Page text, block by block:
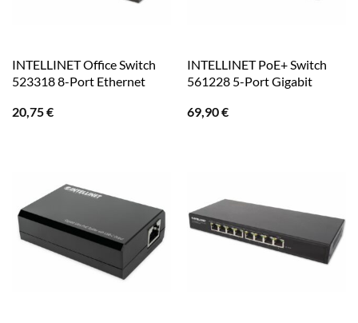
INTELLINET Office Switch
523318 8-Port Ethernet
20,75€
INTELLINET PoE+ Switch
561228 5-Port Gigabit
69,90€